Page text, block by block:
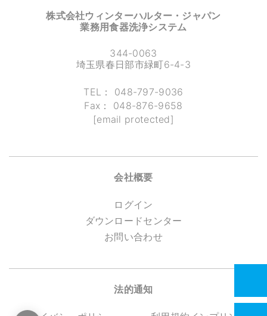
株式会社ウィンターハルター・ジャパン
業務用食器洗浄システム
344-0063
埼玉県春日部市緑町6-4-3
TEL： 048-797-9036
Fax： 048-876-9658
[email protected]
会社概要
ログイン
ダウンロードセンター
お問い合わせ
法的通知